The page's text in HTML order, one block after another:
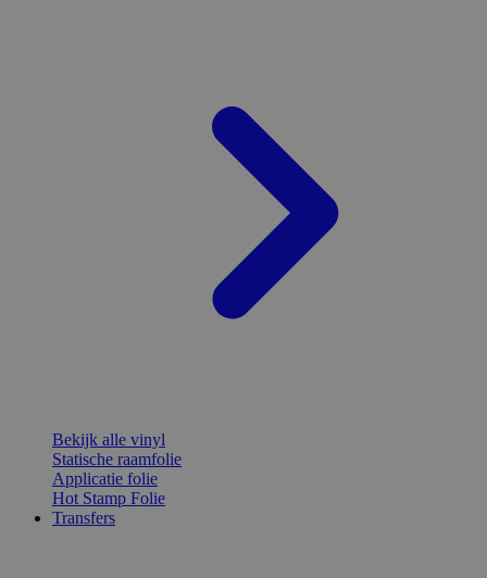
Bekijk alle vinyl
Statische raamfolie
Applicatie folie
Hot Stamp Folie
Transfers